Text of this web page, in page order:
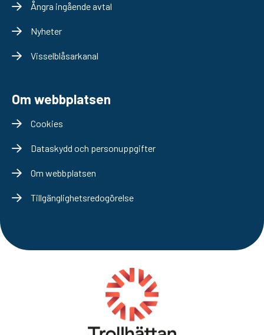
Ångra ingående avtal
Nyheter
Visselblåsarkanal
Om webbplatsen
Cookies
Dataskydd och personuppgifter
Om webbplatsen
Tillgänglighetsredogörelse